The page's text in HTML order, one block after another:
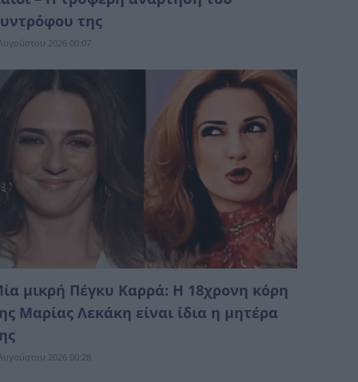
της
2026 00:07
μικρή Πέγκυ Καρρά: Η 18χρονη κόρη
Μαρίας Λεκάκη είναι ίδια η μητέρα
2026 00:28